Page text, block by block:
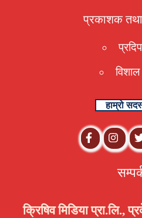
प्रकाशक
हाम्रो
क्रिषिव मिडिया प्रा.लि.,